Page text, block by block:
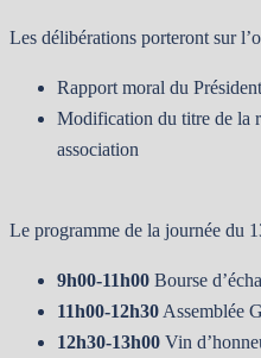
Les délibérations porteront sur
Rapport moral du
Modification du titre de la
association
Le programme de la journée du
9h00-11h00 Bourse
11h00-12h30 Assemblée
12h30-13h00 Vin